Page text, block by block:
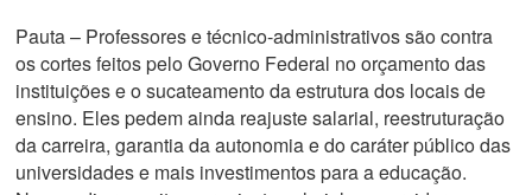
Pauta – Professores e técnico-administrativos são contra
os cortes feitos pelo Governo Federal no orçamento das
instituições e o sucateamento da estrutura dos locais de
ensino. Eles pedem ainda reajuste salarial, reestruturação
da carreira, garantia da autonomia e do caráter público das
universidades e mais investimentos para a educação.